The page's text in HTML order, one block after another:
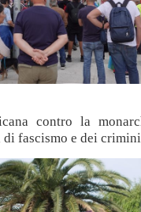
contro la
di fascismo e dei